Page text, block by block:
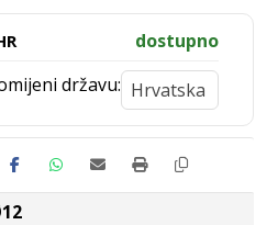
dostupno
državu: